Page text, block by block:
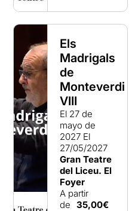
Els
Madrigals
de
Monteverdi
VIII
El 27 de
mayo de
2027 El
27/05/2027
Gran Teatre
del Liceu. El
Foyer
A partir
de 35,00€